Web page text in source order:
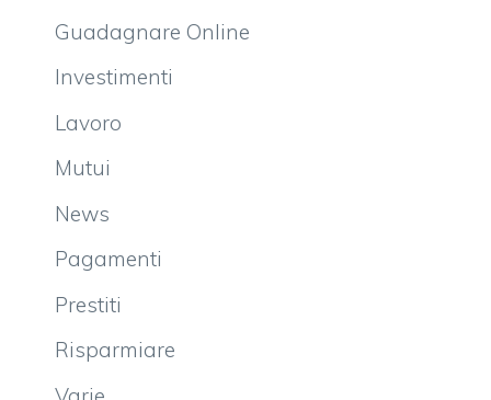
Guadagnare Online
Investimenti
Lavoro
Mutui
News
Pagamenti
Prestiti
Risparmiare